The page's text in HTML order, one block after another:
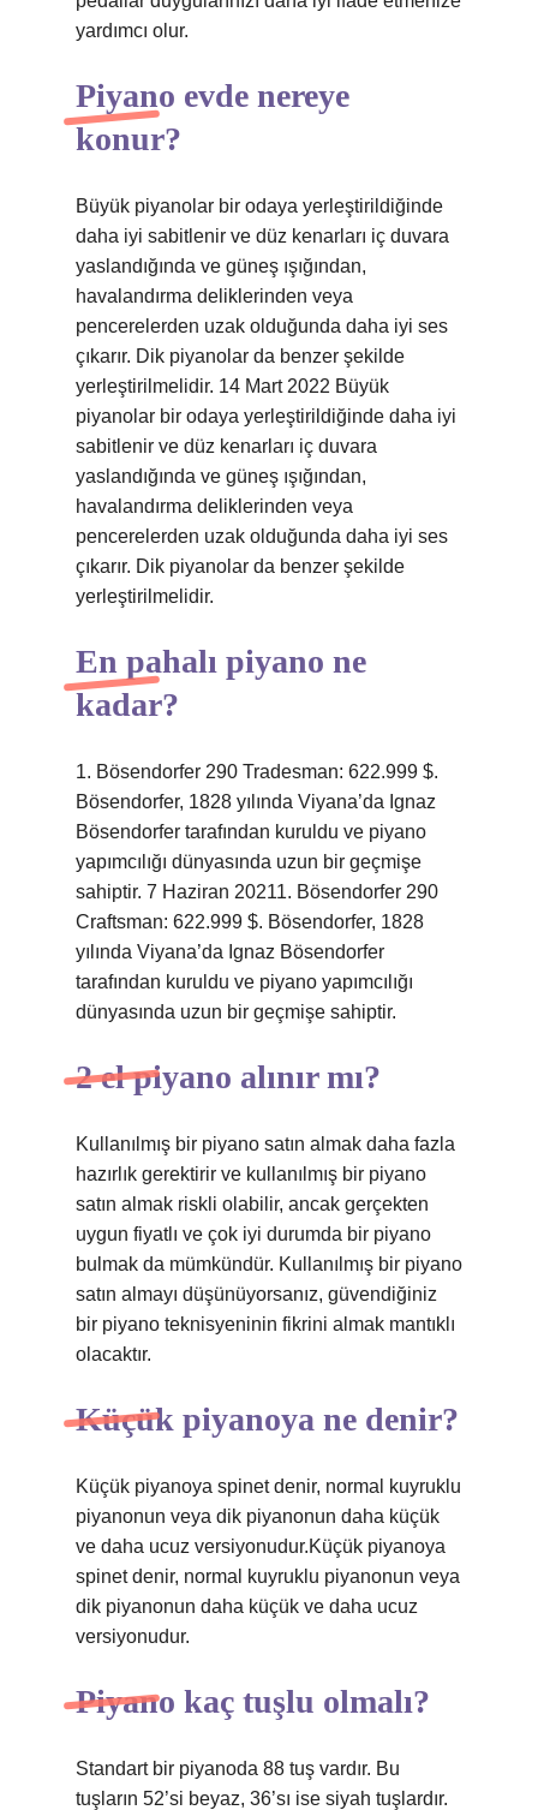
yardımcı olur.
Piyano evde nereye
konur?
Büyük piyanolar bir odaya yerleştirildiğinde
daha iyi sabitlenir ve düz kenarları iç duvara
yaslandığında ve güneş ışığından,
havalandırma deliklerinden veya
pencerelerden uzak olduğunda daha iyi ses
çıkarır. Dik piyanolar da benzer şekilde
yerleştirilmelidir. 14 Mart 2022 Büyük
piyanolar bir odaya yerleştirildiğinde daha iyi
sabitlenir ve düz kenarları iç duvara
yaslandığında ve güneş ışığından,
havalandırma deliklerinden veya
pencerelerden uzak olduğunda daha iyi ses
çıkarır. Dik piyanolar da benzer şekilde
yerleştirilmelidir.
En pahalı piyano ne
kadar?
1. Bösendorfer 290 Tradesman: 622.999 $.
Bösendorfer, 1828 yılında Viyana’da Ignaz
Bösendorfer tarafından kuruldu ve piyano
yapımcılığı dünyasında uzun bir geçmişe
sahiptir. 7 Haziran 20211. Bösendorfer 290
Craftsman: 622.999 $. Bösendorfer, 1828
yılında Viyana’da Ignaz Bösendorfer
tarafından kuruldu ve piyano yapımcılığı
dünyasında uzun bir geçmişe sahiptir.
2 el piyano alınır mı?
Kullanılmış bir piyano satın almak daha fazla
hazırlık gerektirir ve kullanılmış bir piyano
satın almak riskli olabilir, ancak gerçekten
uygun fiyatlı ve çok iyi durumda bir piyano
bulmak da mümkündür. Kullanılmış bir piyano
satın almayı düşünüyorsanız, güvendiğiniz
bir piyano teknisyeninin fikrini almak mantıklı
olacaktır.
Küçük piyanoya ne denir?
Küçük piyanoya spinet denir, normal kuyruklu
piyanonun veya dik piyanonun daha küçük
ve daha ucuz versiyonudur.Küçük piyanoya
spinet denir, normal kuyruklu piyanonun veya
dik piyanonun daha küçük ve daha ucuz
versiyonudur.
Piyano kaç tuşlu olmalı?
Standart bir piyanoda 88 tuş vardır. Bu
tuşların 52’si beyaz, 36’sı ise siyah tuşlardır.